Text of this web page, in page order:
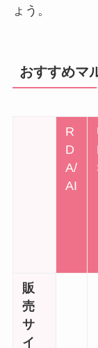
ょう。
おすすめマ
R
D
A/
AI
販
売
サ
イ